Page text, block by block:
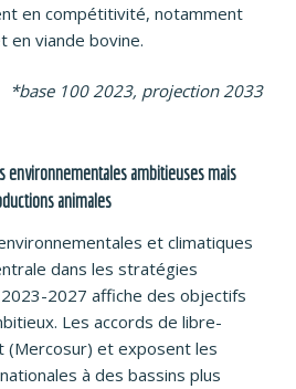
en compétitivité, notamment
en viande bovine.
*base 100 2023, projection 2033
environnementales ambitieuses mais
animales
et climatiques
dans les stratégies
2023-2027 affiche des objectifs
Les accords de libre-
(Mercosur) et exposent les
à des bassins plus